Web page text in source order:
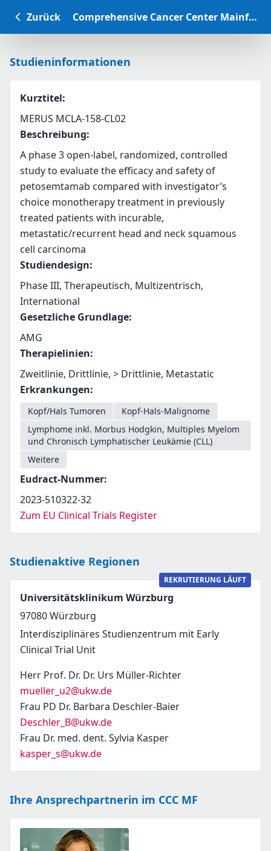
Zurück Comprehensive Cancer Center Mainfranken Studiendatenbank
Studieninformationen
Kurztitel:
MERUS MCLA-158-CL02
Beschreibung:
A phase 3 open-label, randomized, controlled
study to evaluate the efficacy and safety of
petosemtamab compared with investigator’s
choice monotherapy treatment in previously
treated patients with incurable,
metastatic/recurrent head and neck squamous
cell carcinoma
Studiendesign:
Phase III, Therapeutisch, Multizentrisch,
International
Gesetzliche Grundlage:
AMG
Therapielinien:
Zweitlinie, Drittlinie, > Drittlinie, Metastatic
Erkrankungen:
Kopf/Hals Tumoren
Kopf-Hals-Malignome
Lymphome inkl. Morbus Hodgkin, Multiples Myelom
und Chronisch Lymphatischer Leukämie (CLL)
Weitere
Eudract-Nummer:
2023-510322-32
Zum EU Clinical Trials Register
Studienaktive Regionen
REKRUTIERUNG LÄUFT
Universitätsklinikum Würzburg
97080Würzburg
Interdisziplinäres Studienzentrum mit Early
Clinical Trial Unit
Herr Prof. Dr. Dr. Urs Müller-Richter
mueller_u2@ukw.de
Frau PD Dr. Barbara Deschler-Baier
Deschler_B@ukw.de
Frau Dr. med. dent. Sylvia Kasper
kasper_s@ukw.de
Ihre Ansprechpartnerin im CCC MF